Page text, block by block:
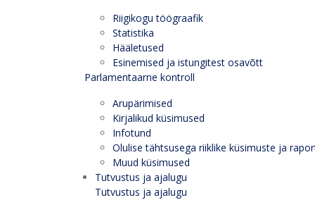
Riigikogu töögraafik
Statistika
Hääletused
Esinemised ja istungitest osavõtt
Parlamentaarne kontroll
Arupärimised
Kirjalikud küsimused
Infotund
Olulise tähtsusega riiklike küsimuste ja
Muud küsimused
Tutvustus ja ajalugu
Tutvustus ja ajalugu